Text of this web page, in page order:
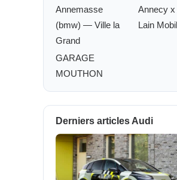
Annemasse
(bmw) — Ville la
Grand
GARAGE
MOUTHON
Annecy x
Lain
Derniers articles Audi